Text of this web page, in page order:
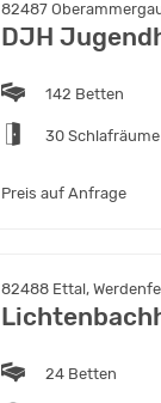
82487
DJH
142 Betten
30 Schlafräume
Preis auf Anfrage
82488 Ettal,
24 Betten